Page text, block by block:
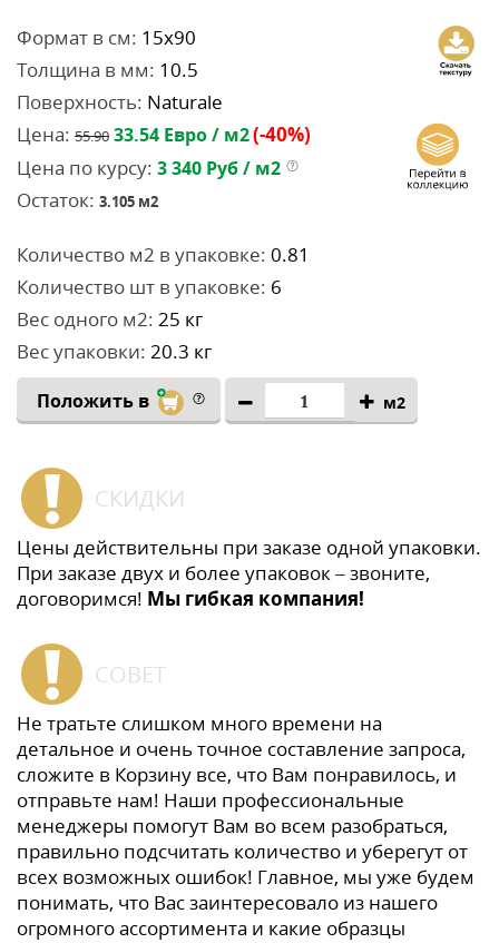
Формат в см: 15x90
Толщина в мм: 10.5
Поверхность: Naturale
Цена: 55.90 33.54 Евро / м2(-40%)
Цена по курсу: 3 340 Руб / м2
Остаток: 3.105 м2
Количество м2 в упаковке: 0.81
Количество шт в упаковке: 6
Вес одного м2: 25 кг
Вес упаковки: 20.3 кг
Положить в м2
СКИДКИ
Цены действительны при заказе одной упаковки.
При заказе двух и более упаковок – звоните,
договоримся! Мы гибкая компания!
СОВЕТ
Не тратьте слишком много времени на
детальное и очень точное составление запроса,
сложите в Корзину все, что Вам понравилось, и
отправьте нам! Наши профессиональные
менеджеры помогут Вам во всем разобраться,
правильно подсчитать количество и уберегут от
всех возможных ошибок! Главное, мы уже будем
понимать, что Вас заинтересовало из нашего
огромного ассортимента и какие образцы